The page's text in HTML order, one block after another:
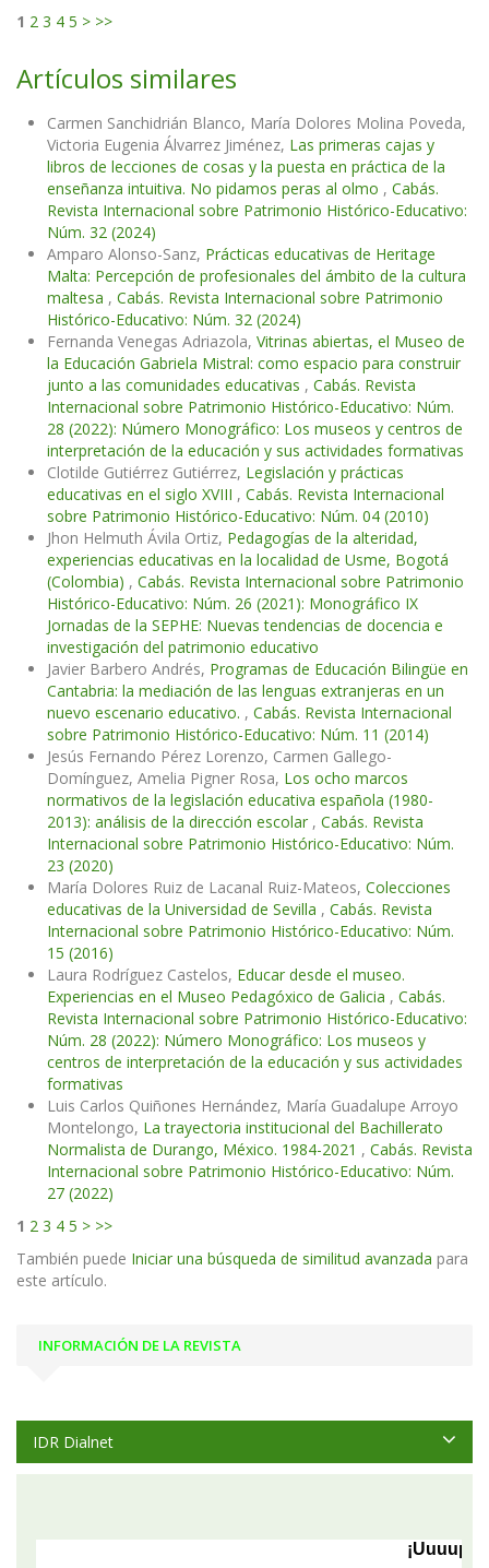
1 2 3 4 5 > >>
Artículos similares
Carmen Sanchidrián Blanco, María Dolores Molina Poveda,
Victoria Eugenia Álvarrez Jiménez, Las primeras cajas y
libros de lecciones de cosas y la puesta en práctica de la
enseñanza intuitiva. No pidamos peras al olmo , Cabás.
Revista Internacional sobre Patrimonio Histórico-Educativo:
Núm. 32 (2024)
Amparo Alonso-Sanz, Prácticas educativas de Heritage
Malta: Percepción de profesionales del ámbito de la cultura
maltesa , Cabás. Revista Internacional sobre Patrimonio
Histórico-Educativo: Núm. 32 (2024)
Fernanda Venegas Adriazola, Vitrinas abiertas, el Museo de
la Educación Gabriela Mistral: como espacio para construir
junto a las comunidades educativas , Cabás. Revista
Internacional sobre Patrimonio Histórico-Educativo: Núm.
28 (2022): Número Monográfico: Los museos y centros de
interpretación de la educación y sus actividades formativas
Clotilde Gutiérrez Gutiérrez, Legislación y prácticas
educativas en el siglo XVIII , Cabás. Revista Internacional
sobre Patrimonio Histórico-Educativo: Núm. 04 (2010)
Jhon Helmuth Ávila Ortiz, Pedagogías de la alteridad,
experiencias educativas en la localidad de Usme, Bogotá
(Colombia) , Cabás. Revista Internacional sobre Patrimonio
Histórico-Educativo: Núm. 26 (2021): Monográfico IX
Jornadas de la SEPHE: Nuevas tendencias de docencia e
investigación del patrimonio educativo
Javier Barbero Andrés, Programas de Educación Bilingüe en
Cantabria: la mediación de las lenguas extranjeras en un
nuevo escenario educativo. , Cabás. Revista Internacional
sobre Patrimonio Histórico-Educativo: Núm. 11 (2014)
Jesús Fernando Pérez Lorenzo, Carmen Gallego-
Domínguez, Amelia Pigner Rosa, Los ocho marcos
normativos de la legislación educativa española (1980-
2013): análisis de la dirección escolar , Cabás. Revista
Internacional sobre Patrimonio Histórico-Educativo: Núm.
23 (2020)
María Dolores Ruiz de Lacanal Ruiz-Mateos, Colecciones
educativas de la Universidad de Sevilla , Cabás. Revista
Internacional sobre Patrimonio Histórico-Educativo: Núm.
15 (2016)
Laura Rodríguez Castelos, Educar desde el museo.
Experiencias en el Museo Pedagóxico de Galicia , Cabás.
Revista Internacional sobre Patrimonio Histórico-Educativo:
Núm. 28 (2022): Número Monográfico: Los museos y
centros de interpretación de la educación y sus actividades
formativas
Luis Carlos Quiñones Hernández, María Guadalupe Arroyo
Montelongo, La trayectoria institucional del Bachillerato
Normalista de Durango, México. 1984-2021 , Cabás. Revista
Internacional sobre Patrimonio Histórico-Educativo: Núm.
27 (2022)
1 2 3 4 5 > >>
También puede Iniciar una búsqueda de similitud avanzada para
este artículo.
INFORMACIÓN DE LA REVISTA
IDR Dialnet